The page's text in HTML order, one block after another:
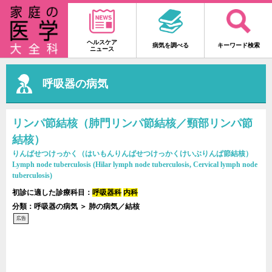
ヘルスケア
ニュース
病気を調べる キーワード検索
呼吸器の病気
リンパ節結核（肺門リンパ節結核／頸部リンパ節
結核）
りんぱせつけっかく（はいもんりんぱせつけっかくけいぶりんぱ節結核）
Lymph node tuberculosis (Hilar lymph node tuberculosis, Cervical lymph node
tuberculosis)
初診に適した診療科目： 呼吸器科 内科
分類：呼吸器の病気 ＞ 肺の病気／結核
広告